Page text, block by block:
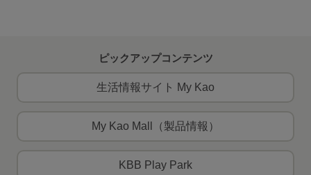
ピックアップコンテンツ
生活情報サイト My Kao
My Kao Mall（製品情報）
KBB Play Park